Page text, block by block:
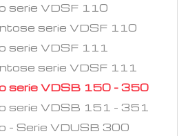
serie VDSF 110
serie VDSF 110
serie VDSF 111
serie VDSF 111
serie VDSB 150 - 350
serie VDSB 151 - 351
- Serie VDUSB 300